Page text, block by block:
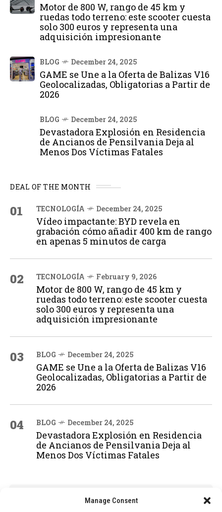
Manage Consent
Motor de 800 W, rango de 45 km y
ruedas todo terreno: este scooter cuesta
solo 300 euros y representa una
adquisición impresionante
BLOG December 24, 2025
GAME se Une a la Oferta de Balizas V16
Geolocalizadas, Obligatorias a Partir de
2026
BLOG December 24, 2025
Devastadora Explosión en Residencia
de Ancianos de Pensilvania Deja al
Menos Dos Víctimas Fatales
DEAL OF THE MONTH
01 TECNOLOGÍA December 24, 2025
Vídeo impactante: BYD revela en
grabación cómo añadir 400 km de rango
en apenas 5 minutos de carga
02 TECNOLOGÍA February 9, 2026
Motor de 800 W, rango de 45 km y
ruedas todo terreno: este scooter cuesta
solo 300 euros y representa una
adquisición impresionante
03 BLOG December 24, 2025
GAME se Une a la Oferta de Balizas V16
Geolocalizadas, Obligatorias a Partir de
2026
04 BLOG December 24, 2025
Devastadora Explosión en Residencia
de Ancianos de Pensilvania Deja al
Menos Dos Víctimas Fatales